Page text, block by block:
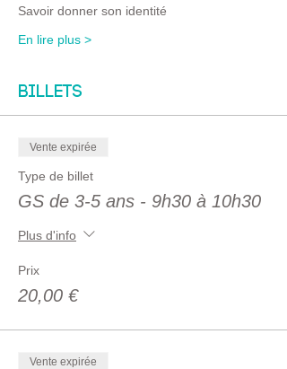
Savoir donner son identité
En lire plus >
Billets
Vente expirée
Type de billet
GS de 3-5 ans - 9h30 à 10h30
Plus d'info
Prix
20,00 €
Vente expirée